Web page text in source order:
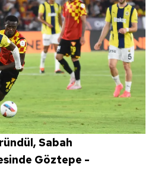
Sabah
Göztepe -